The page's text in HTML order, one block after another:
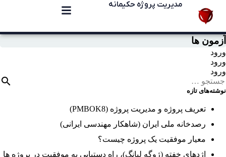
مدیریت پروژه حکیمانه
آزمون ها
ورود
ورود
ورود
نوشته‌های تازه
تعریف پروژه و مدیریت پروژه (PMBOK8)
رصدخانه ملی ایران (شاهکار مهندسی ایرانی)
معیار موفقیت یک پروژه چیست؟
اژدهای خفته (ژوگه لیانگ)، راه دستیابی به موفقیت در پروژه ها